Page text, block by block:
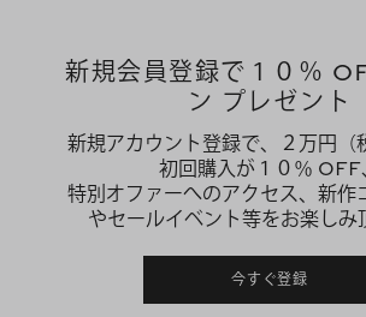
新規会員登録で１０％
ン プレゼント
新規アカウント登録で、２万円（
初回購入が１０％ OFF、
特別オファーへのアクセス、新作
やセールイベント等をお楽しみ
今すぐ登録